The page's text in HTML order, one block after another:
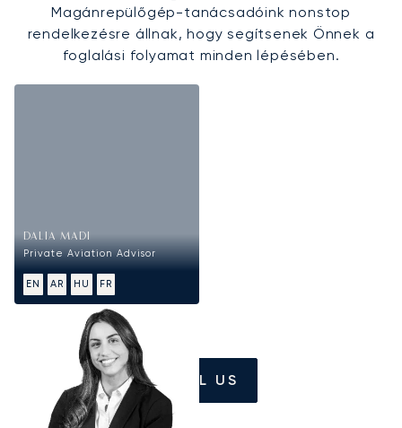
Magánrepülőgép-tanácsadóink nonstop
rendelkezésre állnak, hogy segítsenek Önnek a
foglalási folyamat minden lépésében.
DALIA MADI
Private Aviation Advisor
EN AR HU FR
CALL US